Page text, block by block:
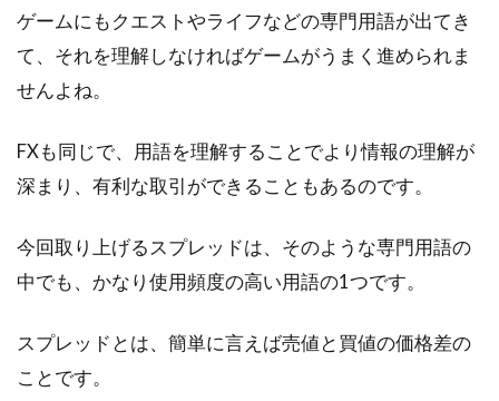
株式投資で失敗する人は、今も昔も後を絶ちま
せん。投資をしている人にとって、失敗は避け
て通りた...
サービサーと交渉するためにはサー
ビサーを知ることが大切
住宅を購入する際、多くの人が住宅ローンを利
用していると思います。しかし、さまざま事情
ゲームにもクエストやライフなどの専門用語が出てき
て、それを理解しなければゲームがうまく進められま
せんよね。
FXも同じで、用語を理解することでより情報の理解が
深まり、有利な取引ができることもあるのです。
今回取り上げるスプレッドは、そのような専門用語の
中でも、かなり使用頻度の高い用語の1つです。
スプレッドとは、簡単に言えば売値と買値の価格差の
ことです。